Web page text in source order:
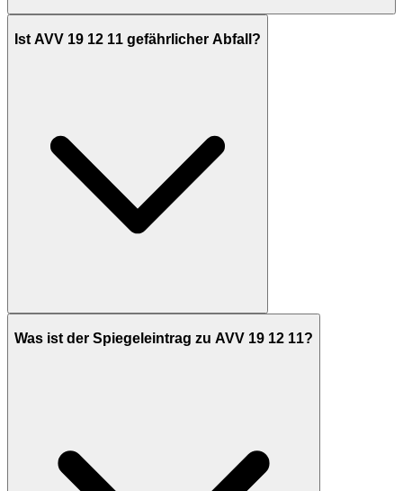
Ist AVV 19 12 11 gefährlicher Abfall?
Was ist der Spiegeleintrag zu AVV 19 12 11?